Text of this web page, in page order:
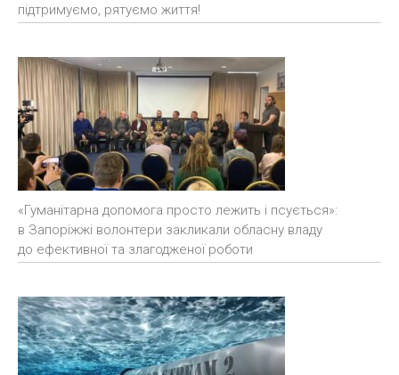
підтримуємо, рятуємо життя!
«Гуманітарна допомога просто лежить і псується»:
в Запоріжжі волонтери закликали обласну владу
до ефективної та злагодженої роботи